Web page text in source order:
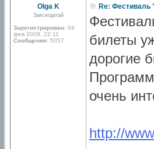
Olga K
Завсегдатай
Зарегистрирован: 04
фев 2009, 22:11
Сообщения: 5057
Re: Фестиваль
билеты
дорогие
очень
http://